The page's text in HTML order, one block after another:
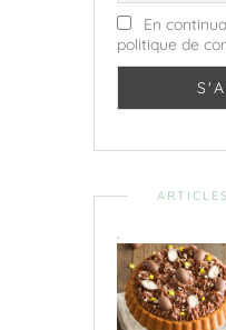
En
politique de
.